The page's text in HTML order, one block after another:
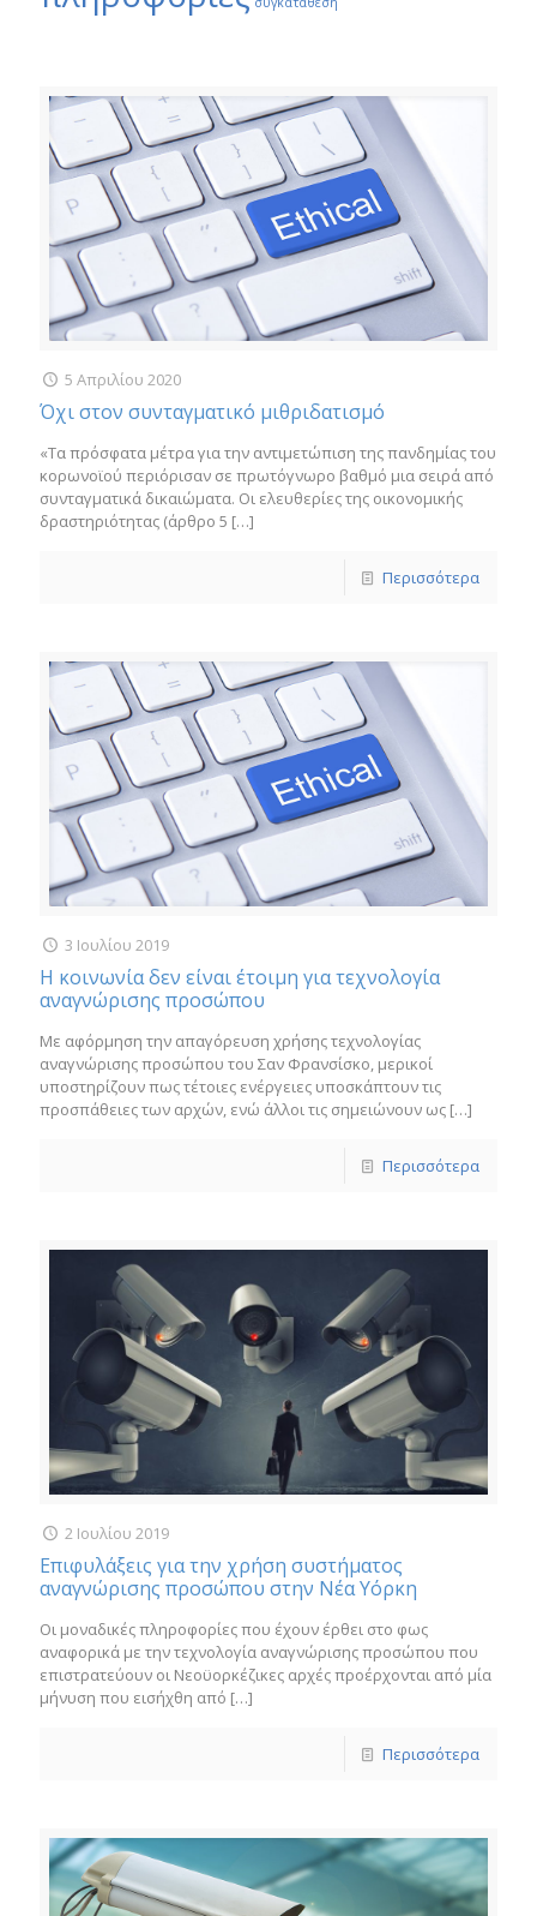
5 Απριλίου 2020
Όχι στον συνταγματικό μιθριδατισμό
«Τα πρόσφατα μέτρα για την αντιμετώπιση της πανδημίας του
κορωνοϊού περιόρισαν σε πρωτόγνωρο βαθμό μια σειρά από
συνταγματικά δικαιώματα. Οι ελευθερίες της οικονομικής
δραστηριότητας (άρθρο 5 […]
Περισσότερα
3 Ιουλίου 2019
Η κοινωνία δεν είναι έτοιμη για τεχνολογία
αναγνώρισης προσώπου
Με αφόρμηση την απαγόρευση χρήσης τεχνολογίας
αναγνώρισης προσώπου του Σαν Φρανσίσκο, μερικοί
υποστηρίζουν πως τέτοιες ενέργειες υποσκάπτουν τις
προσπάθειες των αρχών, ενώ άλλοι τις σημειώνουν ως […]
Περισσότερα
2 Ιουλίου 2019
Επιφυλάξεις για την χρήση συστήματος
αναγνώρισης προσώπου στην Νέα Υόρκη
Οι μοναδικές πληροφορίες που έχουν έρθει στο φως
αναφορικά με την τεχνολογία αναγνώρισης προσώπου που
επιστρατεύουν οι Νεοϋορκέζικες αρχές προέρχονται από μία
μήνυση που εισήχθη από […]
Περισσότερα